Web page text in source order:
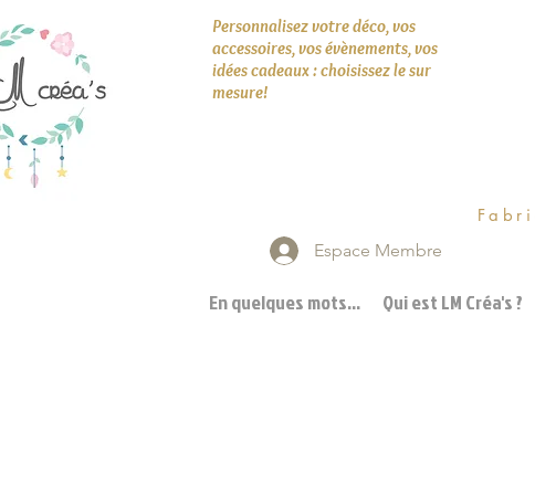
Personnalisez votre déco, vos
accessoires, vos évènements, vos
idées cadeaux : choisissez le sur
mesure!
Espace Membre
En quelques mots... Qui est LM Créa's ?